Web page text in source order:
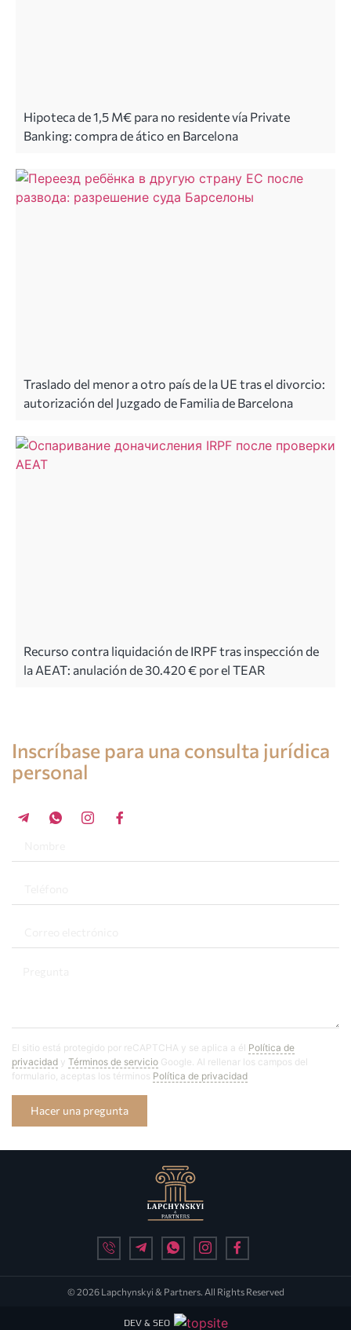
Hipoteca de 1,5 M€ para no residente vía Private
Banking: compra de ático en Barcelona
Traslado del menor a otro país de la UE tras el divorcio:
autorización del Juzgado de Familia de Barcelona
Recurso contra liquidación de IRPF tras inspección de
la AEAT: anulación de 30.420 € por el TEAR
Inscríbase para una consulta jurídica
personal
El sitio está protegido por reCAPTCHA y se aplica a él Política de
privacidad y Términos de servicio Google. Al rellenar los campos del
formulario, aceptas los términos Política de privacidad
Hacer una pregunta
© 2026 Lapchynskyi & Partners. All Rights Reserved
DEV & SEO